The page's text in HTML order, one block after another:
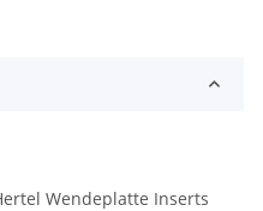
Wendeplatte Inserts